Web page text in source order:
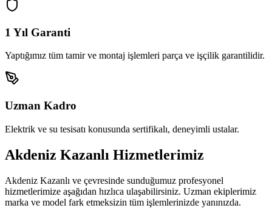
1 Yıl Garanti
Yaptığımız tüm tamir ve montaj işlemleri parça ve işçilik garantilidir.
Uzman Kadro
Elektrik ve su tesisatı konusunda sertifikalı, deneyimli ustalar.
Akdeniz Kazanlı Hizmetlerimiz
Akdeniz Kazanlı ve çevresinde sunduğumuz profesyonel
hizmetlerimize aşağıdan hızlıca ulaşabilirsiniz. Uzman ekiplerimiz
marka ve model fark etmeksizin tüm işlemlerinizde yanınızda.